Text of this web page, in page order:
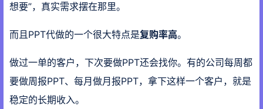
想要”，真实需求摆在那里。
而且PPT代做的一个很大特点是复购率高。
做过一单的客户，下次要做PPT还会找你。有的公司每周都
要做周报PPT、每月做月报PPT，拿下这样一个客户，就是
稳定的长期收入。